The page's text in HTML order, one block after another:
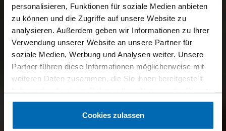
personalisieren, Funktionen für soziale Medien anbieten
zu können und die Zugriffe auf unsere Website zu
analysieren. Außerdem geben wir Informationen zu Ihrer
Verwendung unserer Website an unsere Partner für
soziale Medien, Werbung und Analysen weiter. Unsere
Partner führen diese Informationen möglicherweise mit
weiteren Daten zusammen, die Sie ihnen bereitgestellt
gesammelt haben.
Cookies zulassen